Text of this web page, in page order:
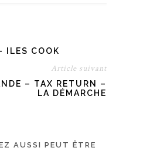
ILES COOK
Article suivant
– TAX RETURN –
LA DÉMARCHE
AUSSI PEUT ÊTRE